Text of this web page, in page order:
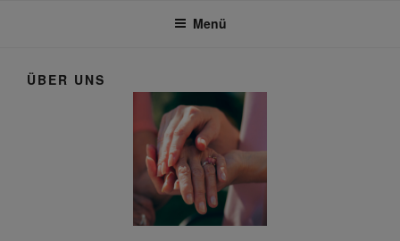
Menü
ÜBER UNS